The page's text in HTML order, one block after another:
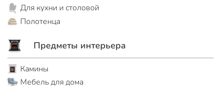
Для кухни и столовой
Полотенца
Предметы интерьера
Камины
Мебель для дома